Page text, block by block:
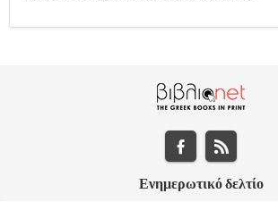
Ενημερωτικό δελτίο